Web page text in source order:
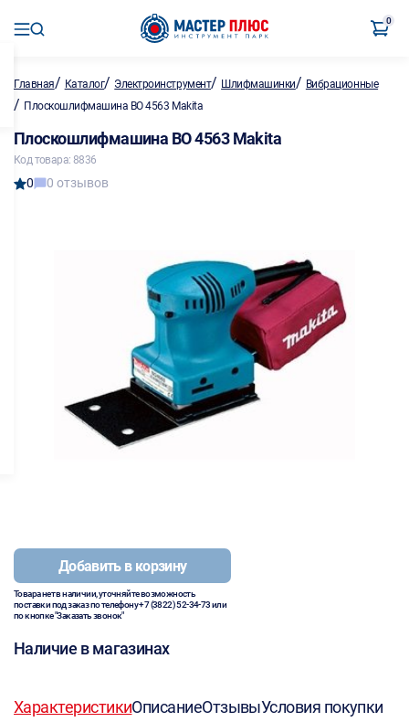
0
Главная/ Каталог/ Электроинструмент/ Шлифмашинки/ Вибрационные
/ Плоскошлифмашина ВО 4563 Makita
Плоскошлифмашина ВО 4563 Makita
Код товара: 8836
0 0 отзывов
Добавить в корзину
Товара нет в наличии, уточняйте возможность
поставки под заказ по телефону+7 (3822) 52-34-73или
по кнопке "Заказать звонок"
Наличие в магазинах
ХарактеристикиОписаниеОтзывыУсловия покупки